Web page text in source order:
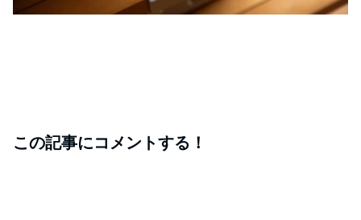
この記事にコメントする！